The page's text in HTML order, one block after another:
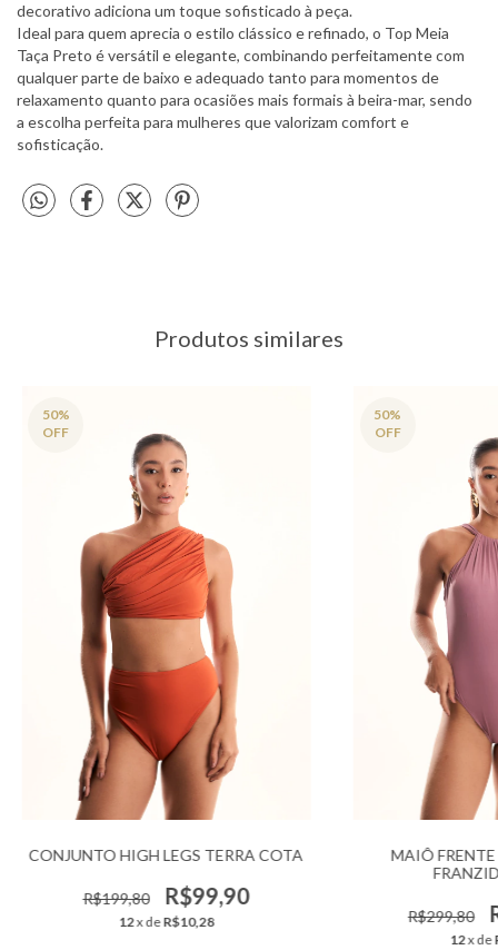
decorativo adiciona um toque sofisticado à peça.
Ideal para quem aprecia o estilo clássico e refinado, o Top Meia
Taça Preto é versátil e elegante, combinando perfeitamente com
qualquer parte de baixo e adequado tanto para momentos de
relaxamento quanto para ocasiões mais formais à beira-mar, sendo
a escolha perfeita para mulheres que valorizam comfort e
sofisticação.
Produtos similares
50%
OFF
CONJUNTO HIGH LEGS TERRA COTA
R$199,80 R$99,90
12x deR$10,28
50%
OFF
MAIÔ
R$299,80
12x de